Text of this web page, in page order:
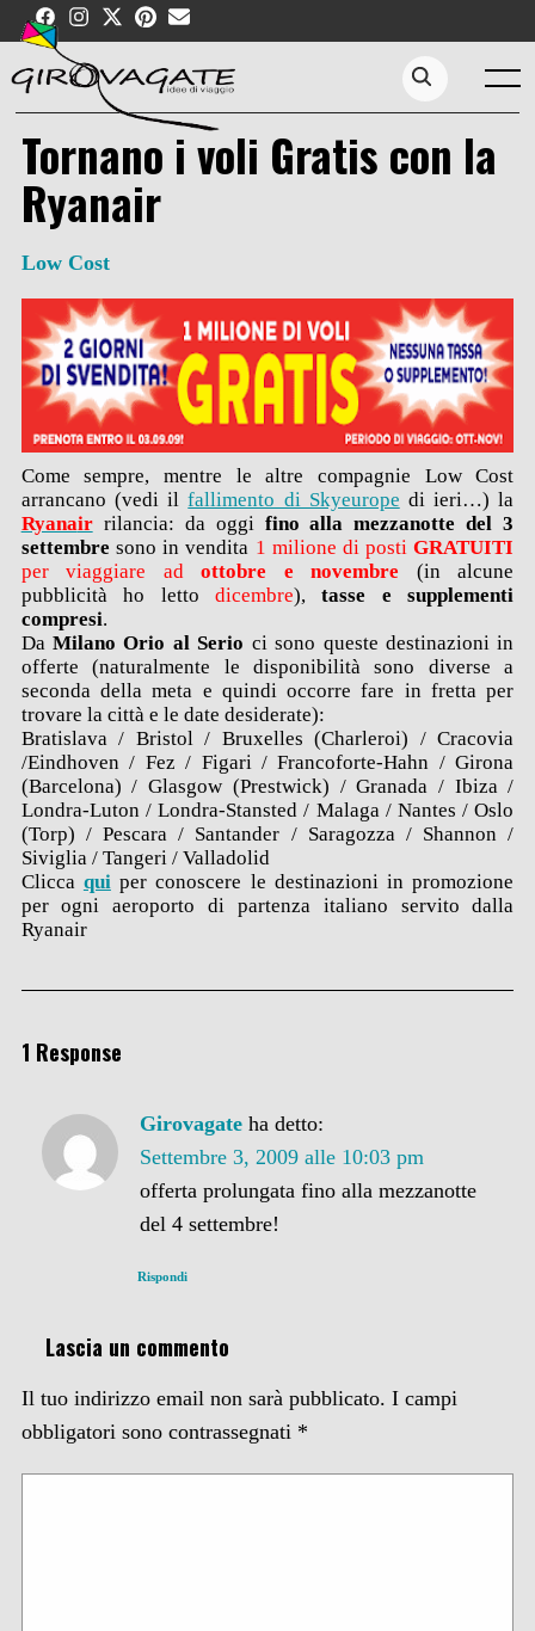
Skip
content
Menu
Search...
Tornano i voli Gratis con la
Ryanair
Low Cost
Come sempre, mentre le altre compagnie Low Cost
arrancano (vedi ilfallimento di Skyeurope di ieri…) la
Ryanairrilancia: da oggi fino alla mezzanotte del 3
settembre sono in vendita 1 milione di postiGRATUITI
per viaggiare adottobre e novembre (in alcune
pubblicità ho letto dicembre),tasse e supplementi
compresi.
DaMilano Orio al Serio ci sono queste destinazioni in
offerte (naturalmente le disponibilità sono diverse a
seconda della meta e quindi occorre fare in fretta per
trovare la città e le date desiderate):
Bratislava / Bristol / Bruxelles (Charleroi) / Cracovia
/Eindhoven / Fez / Figari / Francoforte-Hahn / Girona
(Barcelona) / Glasgow (Prestwick) / Granada / Ibiza /
Londra-Luton / Londra-Stansted / Malaga / Nantes / Oslo
(Torp) / Pescara / Santander / Saragozza / Shannon /
Siviglia / Tangeri / Valladolid
Clicca quiper conoscere le destinazioni in promozione
per ogni aeroporto di partenza italiano servito dalla
Ryanair
1 Response
Girovagate ha detto:
Settembre 3, 2009 alle 10:03 pm
offerta prolungata fino alla mezzanotte
del 4 settembre!
Rispondi
Lascia un commento
Il tuo indirizzo email non sarà pubblicato. I campi
obbligatori sono contrassegnati *